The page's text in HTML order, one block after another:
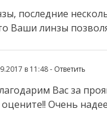
последние
Ваши линзы
в 11:48- Ответить
Вас за
Очень